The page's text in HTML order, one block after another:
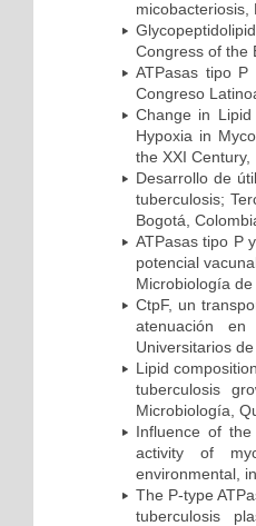
micobacteriosis,
Congress of the
ATPasas tipo P
Congreso
Change in
Hypoxia in
the XXI
Desarrollo de
tuberculosis;
Bogotá,
ATPasas tipo P
potencial
Microbiología
CtpF, un
atenuación
Universitarios
Lipid
tuberculosis
Microbiología,
Influence of the
activity of
environmental,
The P-type
tuberculosis